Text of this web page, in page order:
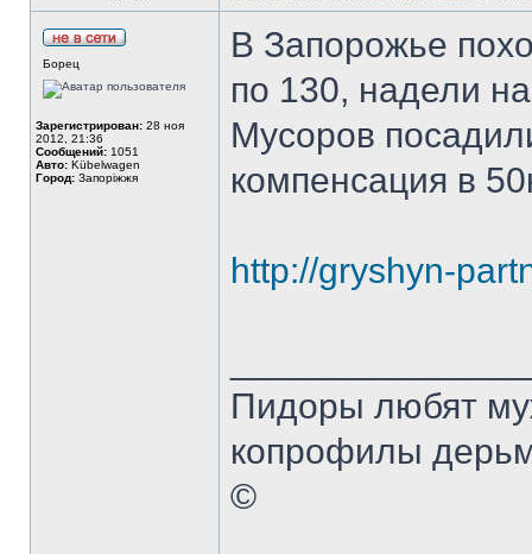
Борец
Зарегистрирован: 28 ноя
2012, 21:36
Сообщений: 1051
Авто: Kübelwagen
Город: Запоріжжя
В Запорожье
по 130, надели
Мусоров
компенсация в
http://gryshyn-
Пидоры любят
копрофилы
©